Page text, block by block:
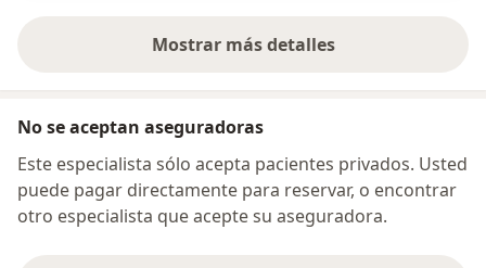
Mostrar más detalles
sobre la dirección
No se aceptan aseguradoras
Este especialista sólo acepta pacientes privados. Usted
puede pagar directamente para reservar, o encontrar
otro especialista que acepte su aseguradora.